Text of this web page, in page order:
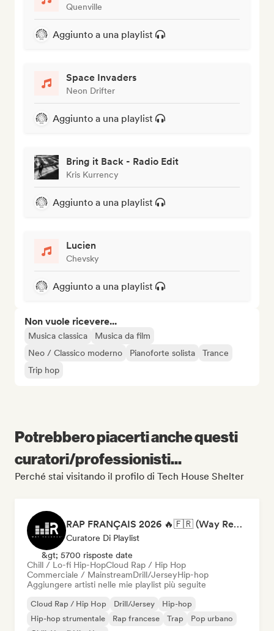
Quenville
Aggiunto a una playlist
Space Invaders
Neon Drifter
Aggiunto a una playlist
Bring it Back - Radio Edit
Kris Kurrency
Aggiunto a una playlist
Lucien
Chevsky
Aggiunto a una playlist
Non vuole ricevere...
Musica classica
Musica da film
Neo / Classico moderno
Pianoforte solista
Trance
Trip hop
Potrebbero piacerti anche questi
curatori/professionisti...
Perché stai visitando il profilo di Tech House Shelter
RAP FRANÇAIS 2026 🔥🇫🇷 (Way Records)
Curatore Di Playlist
&gt; 5700 risposte date
Chill / Lo-fi Hip-HopCloud Rap / Hip Hop
Commerciale / MainstreamDrill/JerseyHip-hop
Aggiungere artisti nelle mie playlist più seguite
Cloud Rap / Hip Hop Drill/Jersey
Hip-hop
Hip-hop strumentale
Rap francese Trap
Pop urbano